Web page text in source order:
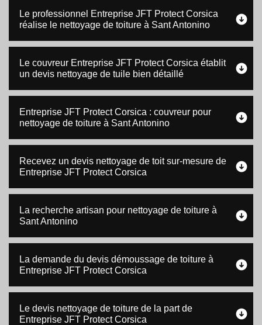
Le professionnel Entreprise JFT Protect Corsica
réalise le nettoyage de toiture à Sant Antonino
Le couvreur Entreprise JFT Protect Corsica établit
un devis nettoyage de tuile bien détaillé
Entreprise JFT Protect Corsica : couvreur pour
nettoyage de toiture à Sant Antonino
Recevez un devis nettoyage de toit sur-mesure de
Entreprise JFT Protect Corsica
La recherche artisan pour nettoyage de toiture à
Sant Antonino
La demande du devis démoussage de toiture à
Entreprise JFT Protect Corsica
Le devis nettoyage de toiture de la part de
Entreprise JFT Protect Corsica